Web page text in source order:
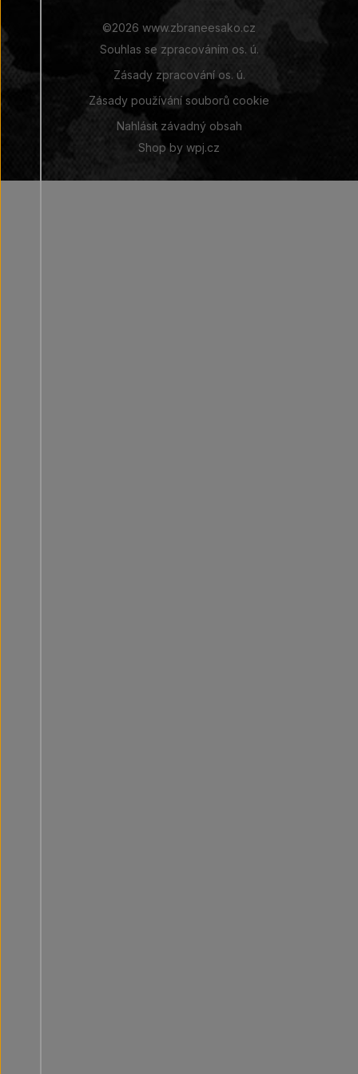
©2026 www.zbraneesako.cz
Souhlas se zpracováním os. ú.
Zásady zpracování os. ú.
Zásady používání souborů cookie
Nahlásit závadný obsah
Shop by wpj.cz